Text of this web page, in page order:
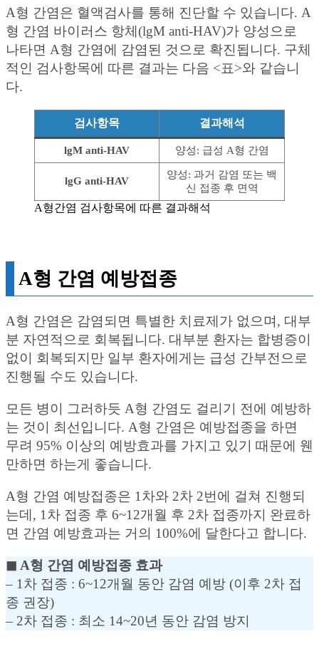
A형 간염은 혈액검사를 통해 진단할 수 있습니다. A
형 간염 바이러스 항체(lgM anti-HAV)가 양성으로
나타면 A형 간염에 감염된 것으로 확진됩니다. 구체
적인 검사항목에 따른 결과는 다음 <표>와 같습니
다.
검사항목 결과해석
lgM anti-HAV 양성: 급성 A형 간염
lgG anti-HAV
양성: 과거 감염 또는 백
신 접종 후 면역
A형간염 검사항목에 따른 결과해석
A형 간염 예방접종
A형 간염은 감염되면 특별한 치료제가 없으며, 대부
분 자연적으로 회복됩니다. 대부분 환자는 합병증이
없이 회복되지만 일부 환자에게는 급성 간부전으로
진행될 수도 있습니다.
모든 병이 그러하듯 A형 간염도 걸리기 전에 예방하
는 것이 최선입니다. A형 간염은 예방접종을 하면
무려 95% 이상의 예방효과를 가지고 있기 때문에 웬
만하면 하는게 좋습니다.
A형 간염 예방접종은 1차와 2차 2번에 걸쳐 진행되
는데, 1차 접종 후 6~12개월 후 2차 접종까지 완료하
면 간염 예방효과는 거의 100%에 달한다고 합니다.
◼︎ A형 간염 예방접종 효과
– 1차 접종 : 6~12개월 동안 감염 예방 (이후 2차 접
종 권장)
– 2차 접종 : 최소 14~20년 동안 감염 방지